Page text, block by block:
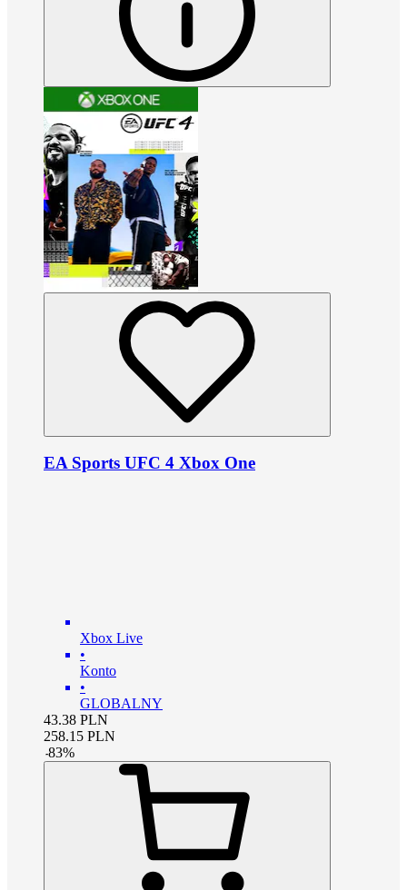
EA Sports UFC 4 Xbox One
Xbox Live
•
Konto
•
GLOBALNY
43.38 PLN
258.15 PLN
-83%